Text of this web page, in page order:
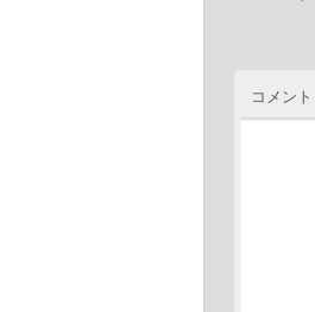
コメント